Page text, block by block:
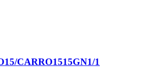
CARRO1515GN1/1